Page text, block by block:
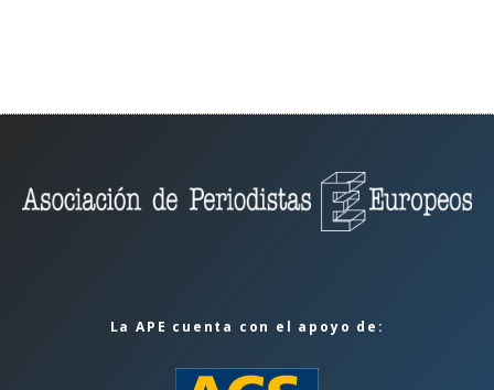
La APE cuenta con el apoyo de: